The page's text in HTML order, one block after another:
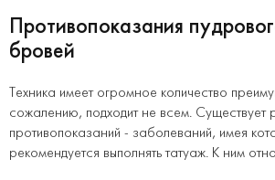
Противопоказания
бровей
Техника имеет огромное количество
сожалению, подходит не всем. Существует
противопоказаний - заболеваний, имея
рекомендуется выполнять татуаж. К ним